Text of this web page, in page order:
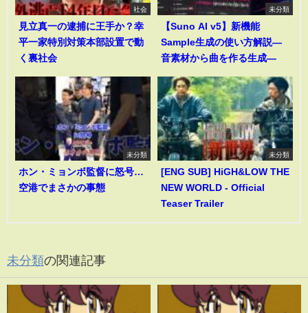
社会
見立真一の逮捕に王手か？幸
平一家特別対策本部設置で動
く裏社会
未分類
【Suno AI v5】新機能
Sample生成の使い方解説―
音素材から曲を作る生成―
未分類
ホン・ミョンボ監督に怒号…
空港でまさかの事態
未分類
[ENG SUB] HiGH&LOW THE
NEW WORLD - Official
Teaser Trailer
未分類の関連記事